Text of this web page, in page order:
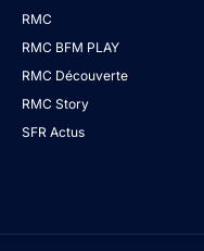
RMC
RMC BFM PLAY
RMC Découverte
RMC Story
SFR Actus